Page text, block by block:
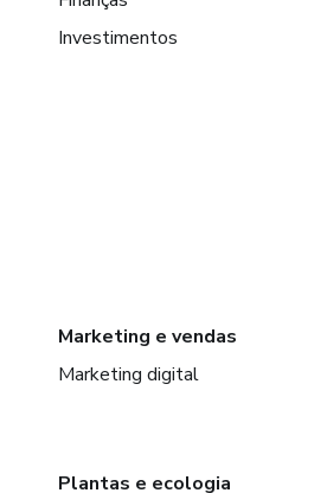
Investimentos
Marketing e vendas
Marketing digital
Plantas e ecologia